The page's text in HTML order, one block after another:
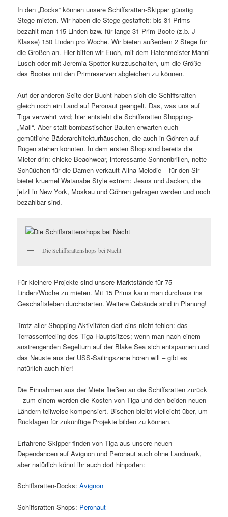
In den „Docks“ können unsere Schiffsratten-Skipper günstig
Stege mieten. Wir haben die Stege gestaffelt: bis 31 Prims
bezahlt man 115 Linden bzw. für lange 31-Prim-Boote (z.b. J-
Klasse) 150 Linden pro Woche. Wir bieten außerdem 2 Stege für
die Großen an. Hier bitten wir Euch, mit dem Hafenmeister Manni
Lusch oder mit Jeremia Spotter kurzzuschalten, um die Größe
des Bootes mit den Primreserven abgleichen zu können.
Auf der anderen Seite der Bucht haben sich die Schiffsratten
gleich noch ein Land auf Peronaut geangelt. Das, was uns auf
Tiga verwehrt wird; hier entsteht die Schiffsratten Shopping-
„Mall“. Aber statt bombastischer Bauten erwarten euch
gemütliche Bäderarchitekturhäuschen, die auch in Göhren auf
Rügen stehen könnten. In dem ersten Shop sind bereits die
Mieter drin: chicke Beachwear, interessante Sonnenbrillen, nette
Schüüchen für die Damen verkauft Alina Melodie – für den Sir
bietet kruemel Watanabe Style extrem: Jeans und Jacken, die
jetzt in New York, Moskau und Göhren getragen werden und noch
bezahlbar sind.
Die Schiffsrattenshops bei Nacht
Für kleinere Projekte sind unsere Marktstände für 75
Linden/Woche zu mieten. Mit 15 Prims kann man durchaus ins
Geschäftsleben durchstarten. Weitere Gebäude sind in Planung!
Trotz aller Shopping-Aktivitäten darf eins nicht fehlen: das
Terrassenfeeling des Tiga-Hauptsitzes; wenn man nach einem
anstrengenden Segelturn auf der Blake Sea sich entspannen und
das Neuste aus der USS-Sailingszene hören will – gibt es
natürlich auch hier!
Die Einnahmen aus der Miete fließen an die Schiffsratten zurück
– zum einem werden die Kosten von Tiga und den beiden neuen
Ländern teilweise kompensiert. Bischen bleibt vielleicht über, um
Rücklagen für zukünftige Projekte bilden zu können.
Erfahrene Skipper finden von Tiga aus unsere neuen
Dependancen auf Avignon und Peronaut auch ohne Landmark,
aber natürlich könnt ihr auch dort hinporten:
Schiffsratten-Docks:Avignon
Schiffsratten-Shops: Peronaut